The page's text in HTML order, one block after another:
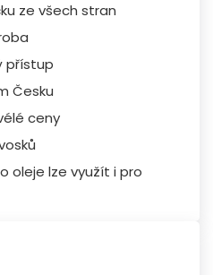
ze všech stran
přístup
Česku
ceny
oleje lze využít i pro